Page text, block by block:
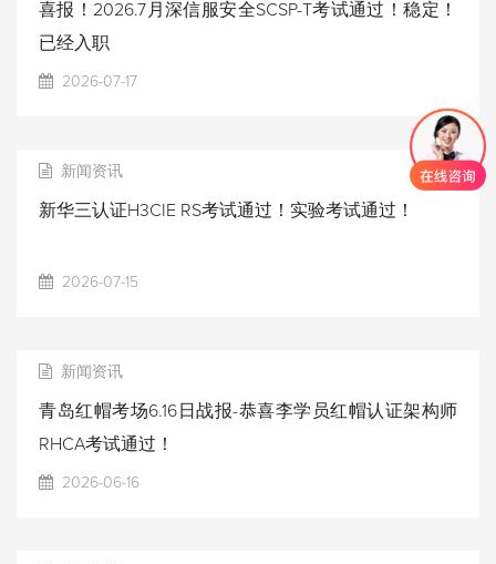
喜报！2026.7月深信服安全SCSP-T考试通过！稳定！
已经入职
2026-07-17
新闻资讯
新华三认证H3CIE RS考试通过！实验考试通过！
2026-07-15
新闻资讯
青岛红帽考场6.16日战报-恭喜李学员红帽认证架构师
RHCA考试通过！
2026-06-16